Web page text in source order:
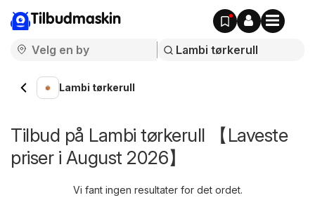
Tilbudmaskin
Lambi tørkerull
Tilbud på Lambi tørkerull 【Laveste
priser i August 2026】
Vi fant ingen resultater for det ordet.